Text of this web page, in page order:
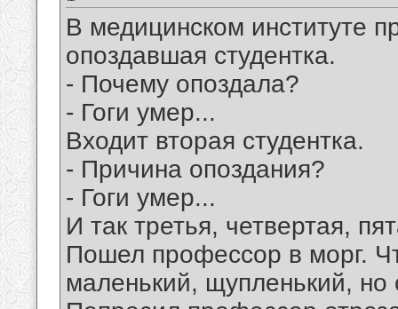
В медицинском институте
опоздавшая студентка.
- Почему опоздала?
- Гоги умер...
Входит вторая студентка.
- Причина опоздания?
- Гоги умер...
И так третья, четвертая,
Пошел профессор в морг.
маленький, щупленький,